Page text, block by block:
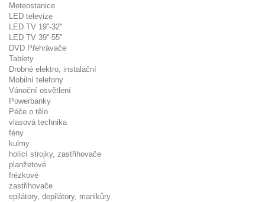
Meteostanice
LED televize
LED TV 19''-32''
LED TV 39''-55''
DVD Přehrávače
Tablety
Drobné elektro, instalační
Mobilní telefony
Vánoční osvětlení
Powerbanky
Péče o tělo
vlasová technika
fény
kulmy
holící strojky, zastřihovače
planžetové
frézkové
zastřihovače
epilátory, depilátory, manikůry